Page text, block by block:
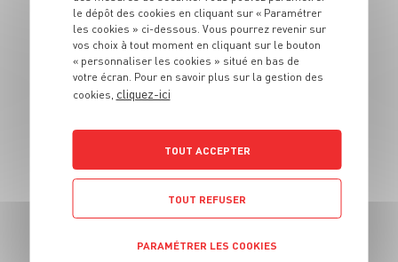
PLAT
Fajitas au poulet et
légumes
4 pers. 15min 12min
le dépôt des cookies en cliquant sur « Paramétrer
les cookies » ci-dessous. Vous pourrez revenir sur
vos choix à tout moment en cliquant sur le bouton
« personnaliser les cookies » situé en bas de
votre écran. Pour en savoir plus sur la gestion des
cookies, cliquez-ici
TOUT ACCEPTER
TOUT REFUSER
PARAMÉTRER LES COOKIES